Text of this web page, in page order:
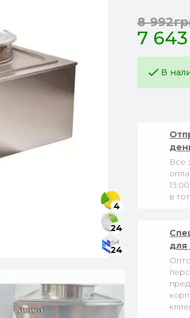
4
24
24
7
8
В
Все
в
для